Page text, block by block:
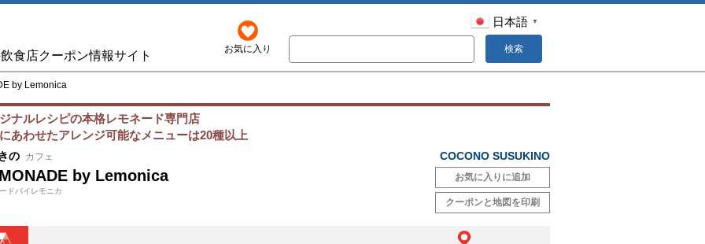
食店クーポン情報サイト お気に入り
日本語 ▼
検索
by Lemonica
ナルレシピの本格レモネード専門店
あわせたアレンジ可能なメニューは20種以上
の カフェ COCONO SUSUKINO
by Lemonica
ドバイレモニカ
お気に入りに追加
クーポンと地図を印刷